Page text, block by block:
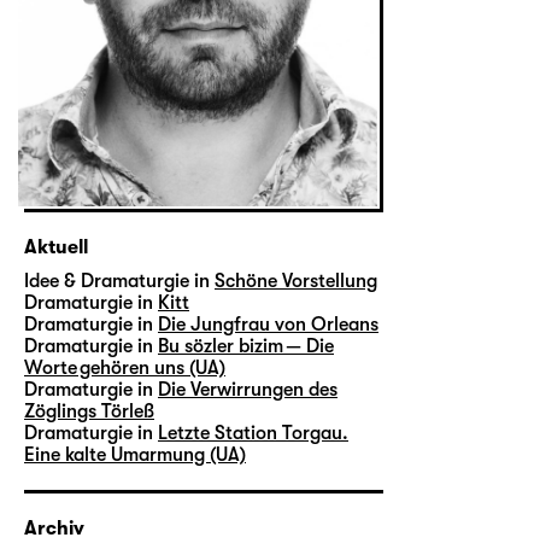
Aktuell
Idee & Dramaturgie in Schöne Vorstellung
Dramaturgie in Kitt
Dramaturgie in Die Jungfrau von Orleans
Dramaturgie in Bu sözler bizim — Die
Worte gehören uns (UA)
Dramaturgie in Die Verwirrungen des
Zöglings Törleß
Dramaturgie in Letzte Station Torgau.
Eine kalte Umarmung (UA)
Archiv